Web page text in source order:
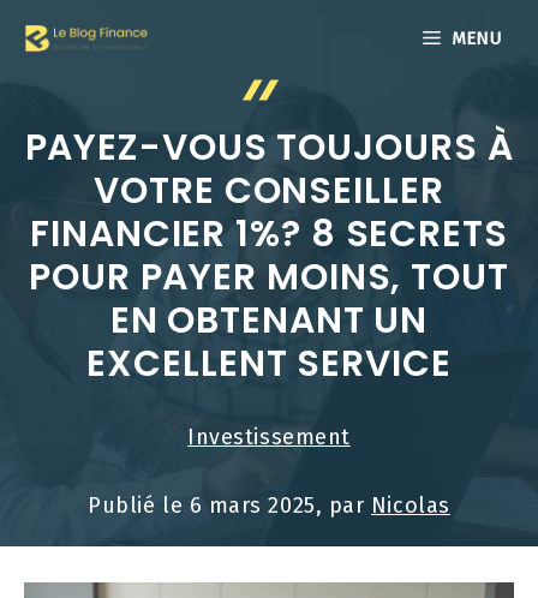
MENU
PAYEZ-VOUS TOUJOURS À
VOTRE CONSEILLER
FINANCIER 1%? 8 SECRETS
POUR PAYER MOINS, TOUT
EN OBTENANT UN
EXCELLENT SERVICE
Investissement
Publié le 6 mars 2025, par Nicolas